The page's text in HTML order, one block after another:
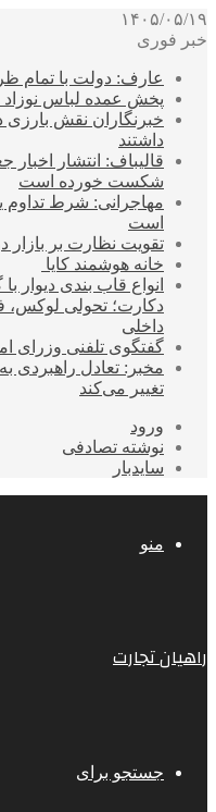
۱۴۰۵/۰۵/۱۹
خبر فوری
عارف: دولت با تمام
پخش عمده لباس نوزاد
خبرنگاران نقش
داشتند
قالیباف: انتشار
شکست خورده است
مهاجرانی: شرط تداوم
است
تقویت نظارت بر بازار
خانه هوشمند کایا
انواع قاب بندی دیوار
دکارت؛ تحولی لوکس،
داخلی
گفتگوی تلفنی وزرای
مخبر: تعادل راهبردی
تغییر می‌کند
ورود
نوشته تصادفی
سایدبار
منو
راهیان تجارت
جستجو برای